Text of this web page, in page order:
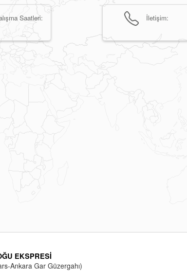
Saatleri: İletişim:
EKSPRESI
Ankara Gar Güzergahı)